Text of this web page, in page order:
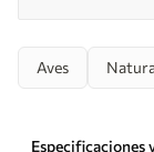
Aves
Especificaciones